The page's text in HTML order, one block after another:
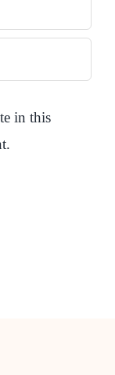
in this